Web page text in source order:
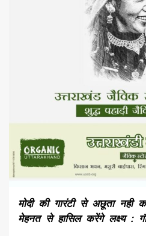
मोदी की गारंटी से अछूता नही
मेहनत से हासिल करेंगे लक्ष्य :